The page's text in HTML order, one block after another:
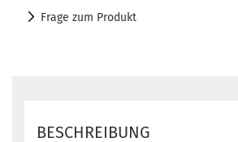
Frage zum Produkt
BESCHREIBUNG